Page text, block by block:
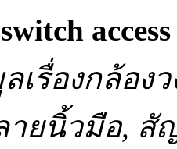
เรื่องกล้อง
ายนิ้วมือ,